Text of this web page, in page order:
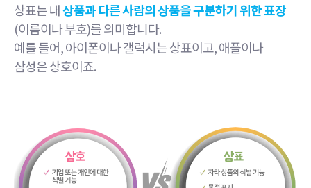
상표는 내상품과 다른 사람의 상품을 구분하기 위한 표장
(이름이나 부호)를 의미합니다.
예를 들어, 아이폰이나 갤럭시는 상표이고, 애플이나
삼성은 상호이죠.